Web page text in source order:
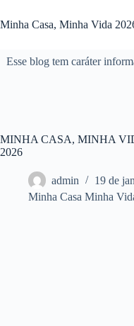
para
o
Minha Casa, Minha Vida
Esse blog tem caráter
MINHA CASA, MINHA
2026
admin
19 de
Minha Casa Minha